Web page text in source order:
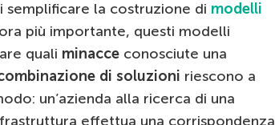
la costruzione di modelli
più importante, questi modelli
quali minacce conosciute una
di soluzioni riescono a
un’azienda alla ricerca di una
effettua una corrispondenza